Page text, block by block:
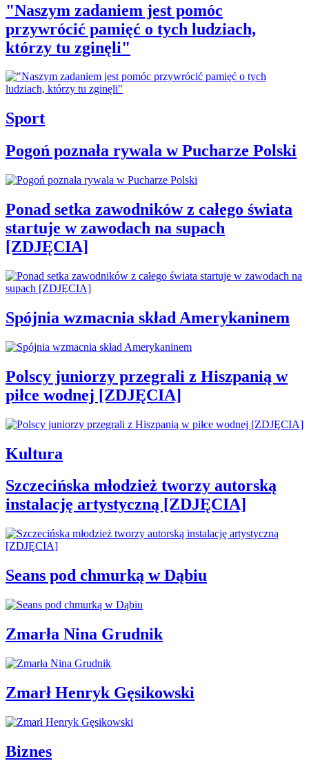
"Naszym zadaniem jest pomóc
przywrócić pamięć o tych ludziach,
którzy tu zginęli"
Sport
Pogoń poznała rywala w Pucharze Polski
Ponad setka zawodników z całego świata
startuje w zawodach na supach
[ZDJĘCIA]
Spójnia wzmacnia skład Amerykaninem
Polscy juniorzy przegrali z Hiszpanią w
piłce wodnej [ZDJĘCIA]
Kultura
Szczecińska młodzież tworzy autorską
instalację artystyczną [ZDJĘCIA]
Seans pod chmurką w Dąbiu
Zmarła Nina Grudnik
Zmarł Henryk Gęsikowski
Biznes